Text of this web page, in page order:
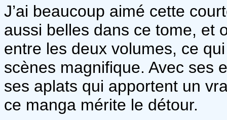
J’ai beaucoup aimé cette
aussi belles dans ce tome, et
entre les deux volumes, ce
scènes magnifique. Avec ses
ses aplats qui apportent un
ce manga mérite le détour.